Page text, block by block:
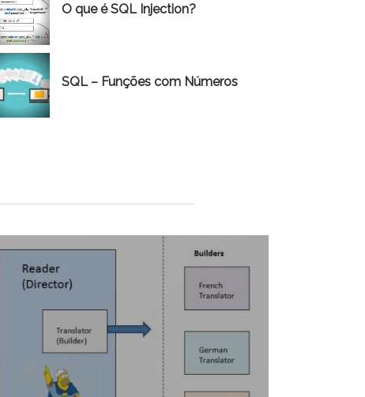
O que é SQL Injection?
SQL – Funções com Números